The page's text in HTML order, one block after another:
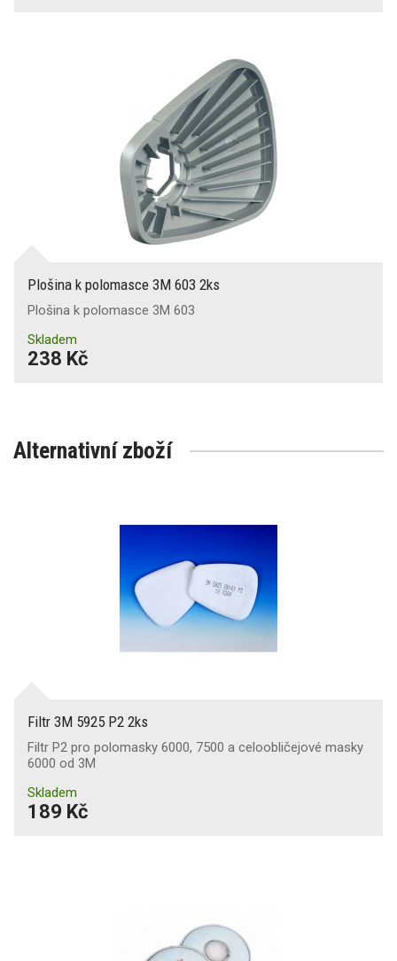
Plošina k polomasce 3M 603 2ks
Plošina k polomasce 3M 603
Skladem
238 Kč
Alternativní zboží
Filtr 3M 5925 P2 2ks
Filtr P2 pro polomasky 6000, 7500 a celoobličejové masky
6000 od 3M
Skladem
189 Kč